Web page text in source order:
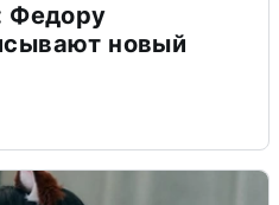
Федору
новый